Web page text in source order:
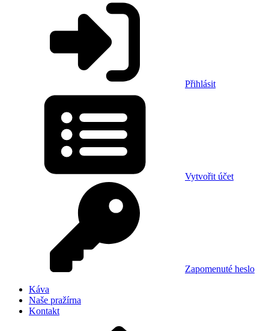
Přihlásit
Vytvořit účet
Zapomenuté heslo
Káva
Naše pražírna
Kontakt